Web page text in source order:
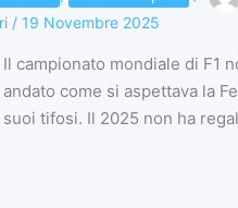
/ 19 Novembre 2025
Il campionato mondiale di F1
andato come si aspettava la
suoi tifosi. Il 2025 non ha